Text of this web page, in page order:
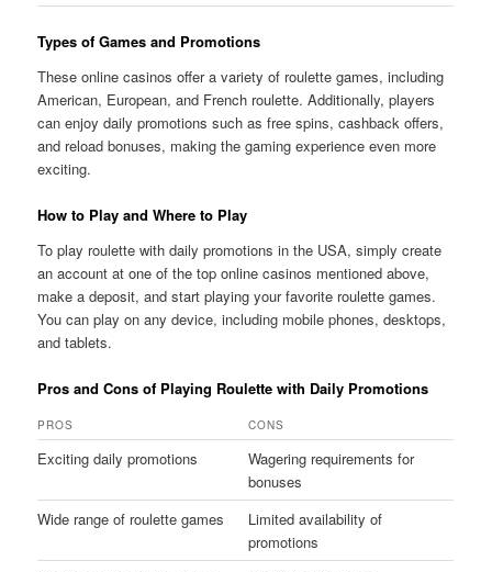
Types of Games and Promotions
These online casinos offer a variety of roulette games, including
American, European, and French roulette. Additionally, players
can enjoy daily promotions such as free spins, cashback offers,
and reload bonuses, making the gaming experience even more
exciting.
How to Play and Where to Play
To play roulette with daily promotions in the USA, simply create
an account at one of the top online casinos mentioned above,
make a deposit, and start playing your favorite roulette games.
You can play on any device, including mobile phones, desktops,
and tablets.
Pros and Cons of Playing Roulette with Daily Promotions
PROS CONS
Exciting daily promotions
Wagering requirements for
bonuses
Wide range of roulette games
Limited availability of
promotions